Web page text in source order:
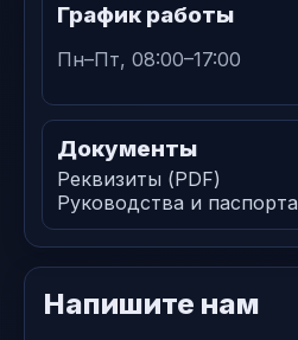
График работы
Пн–Пт, 08:00–17:00
Документы
Реквизиты (PDF)
Руководства и паспорта
Напишите нам